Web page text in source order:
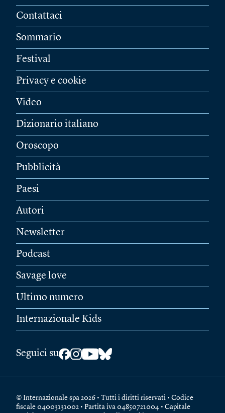
Contattaci
Sommario
Festival
Privacy e cookie
Video
Dizionario italiano
Oroscopo
Pubblicità
Paesi
Autori
Newsletter
Podcast
Savage love
Ultimo numero
Internazionale Kids
Seguici su
© Internazionale spa 2026 • Tutti i diritti riservati • Codice
fiscale 04003131002 • Partita iva 04850721004 • Capitale